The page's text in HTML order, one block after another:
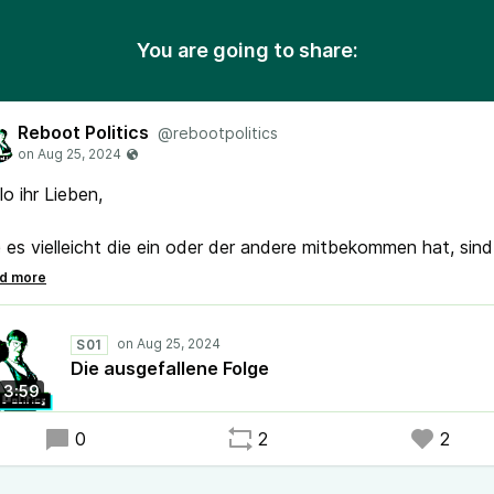
You are going to share:
Reboot Politics @rebootpolitics
ihr Lieben,
es vielleicht die ein oder der andere mitbekommen hat, sind
den letzten Tagen wegen Krankheit ausgefallen und
neue Folge vorbereiten und aufnehmen. Dafür haben wir
als Trostpflasterchen einen ganz kleinen Bonus-Schnipsel
damit ihr wisst, was los ist.
es gut, motiviert euer Umfeld, mit euch wählen zu gehen
bis zur nächsten Folge.
3:59
S01
Die ausgefallene Folge
0 2 2